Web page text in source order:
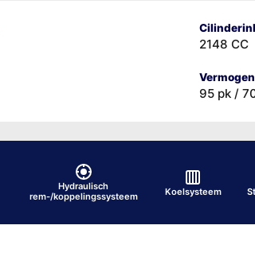
2148 CC
Vermogen
95 pk /
Hydraulisch
rem-/koppelingssysteem
Koelsysteem